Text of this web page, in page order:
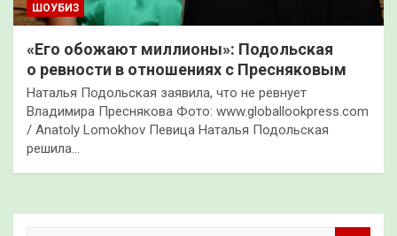
ШОУБИЗ
«Его обожают миллионы»: Подольская
о ревности в отношениях с Пресняковым
Наталья Подольская заявила, что не ревнует
Владимира Преснякова Фото: www.globallookpress.com
/ Anatoly Lomokhov Певица Наталья Подольская
решила…